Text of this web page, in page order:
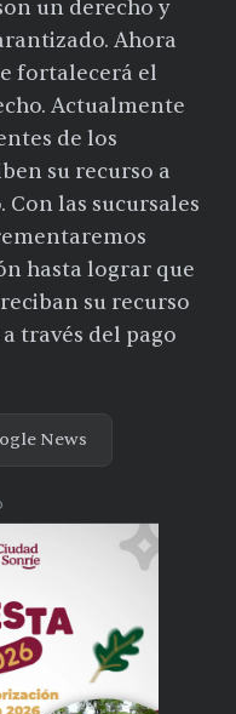
un derecho y
Ahora
fortalecerá el
Actualmente
de los
su recurso a
las sucursales
hasta lograr que
su recurso
través del pago
News